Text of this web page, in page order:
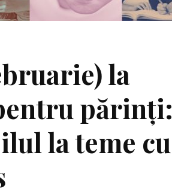
la
părinți:
la teme cu